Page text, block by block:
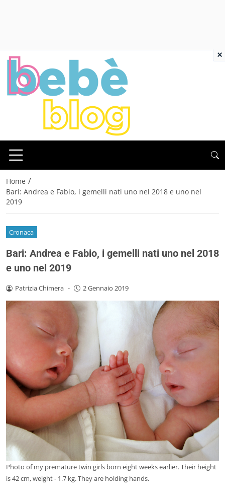
Home /
Bari: Andrea e Fabio, i gemelli nati uno nel 2018 e uno nel
2019
Cronaca
Bari: Andrea e Fabio, i gemelli nati uno nel 2018
e uno nel 2019
Patrizia Chimera - 2 Gennaio 2019
Photo of my premature twin girls born eight weeks earlier. Their height
is 42 cm, weight - 1.7 kg. They are holding hands.
×